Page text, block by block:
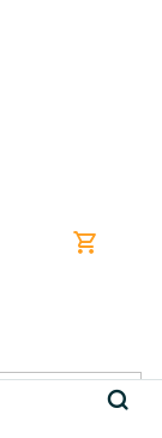
Nákupní